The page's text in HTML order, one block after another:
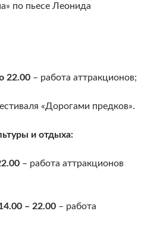
по пьесе Леонида
22.00 – работа аттракционов;
«Дорогами предков».
и отдыха:
– работа аттракционов
– 22.00 – работа